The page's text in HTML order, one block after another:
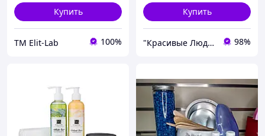
Купить
TM Elit-Lab 100%
Купить
"Красивые Люди"-Профессиональная косметика по уходу за кожей,волосами. Аппараты для оказания услуг. 98%